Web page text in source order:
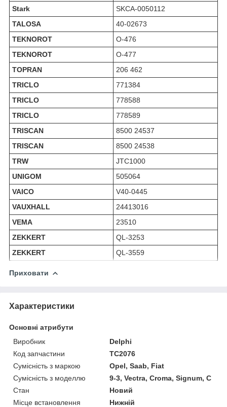
Stark
SKCA-0050112
TALOSA
40-02673
TEKNOROT
O-476
TEKNOROT
O-477
TOPRAN
206 462
TRICLO
771384
TRICLO
778588
TRICLO
778589
TRISCAN
8500 24537
TRISCAN
8500 24538
TRW
JTC1000
UNIGOM
505064
VAICO
V40-0445
VAUXHALL
24413016
VEMA
23510
ZEKKERT
QL-3253
ZEKKERT
QL-3559
Приховати
Характеристики
Основні атрибути
Виробник
Delphi
Код запчастини
TC2076
Сумісність з маркою
Opel, Saab, Fiat
Сумісність з моделлю
9-3, Vectra, Croma, Signum, C
Стан
Новий
Місце встановлення
Нижній